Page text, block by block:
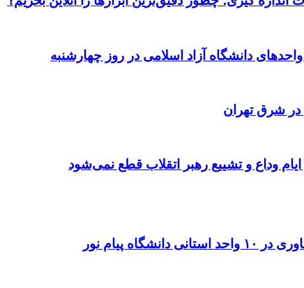
دانشگاه آزاد اسلامی در روز چهارشنبه
شرق تهران
ایام وداع و تشییع رهبر اتقلاب قطع نمی‌شود
پیام نور